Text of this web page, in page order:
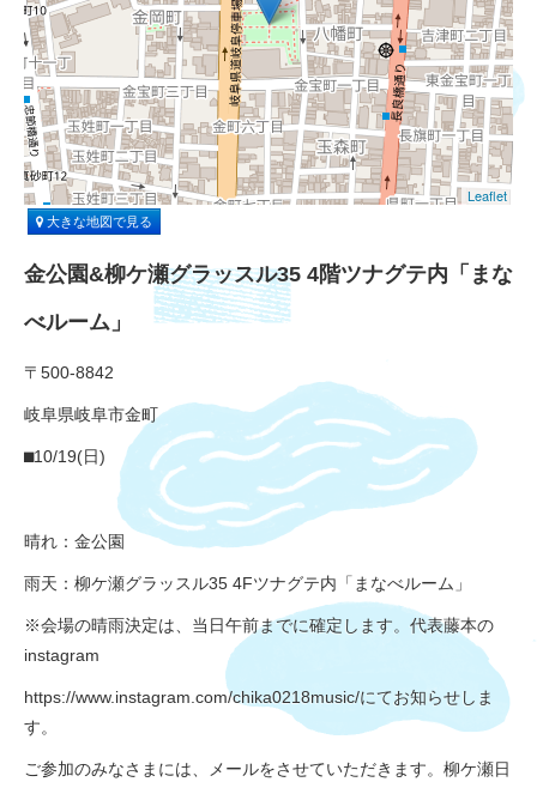
Leaflet
大きな地図で見る
金公園&柳ケ瀬グラッスル35 4階ツナグテ内「まな
べルーム」
〒500-8842
岐阜県岐阜市金町
⬛︎10/19(日)
晴れ：金公園
雨天：柳ケ瀬グラッスル35 4Fツナグテ内「まなべルーム」
※会場の晴雨決定は、当日午前までに確定します。 代表藤本の
instagram
https://www.instagram.com/chika0218music/にてお知らせしま
す。
ご参加のみなさまには、メールをさせていただきます。柳ケ瀬日